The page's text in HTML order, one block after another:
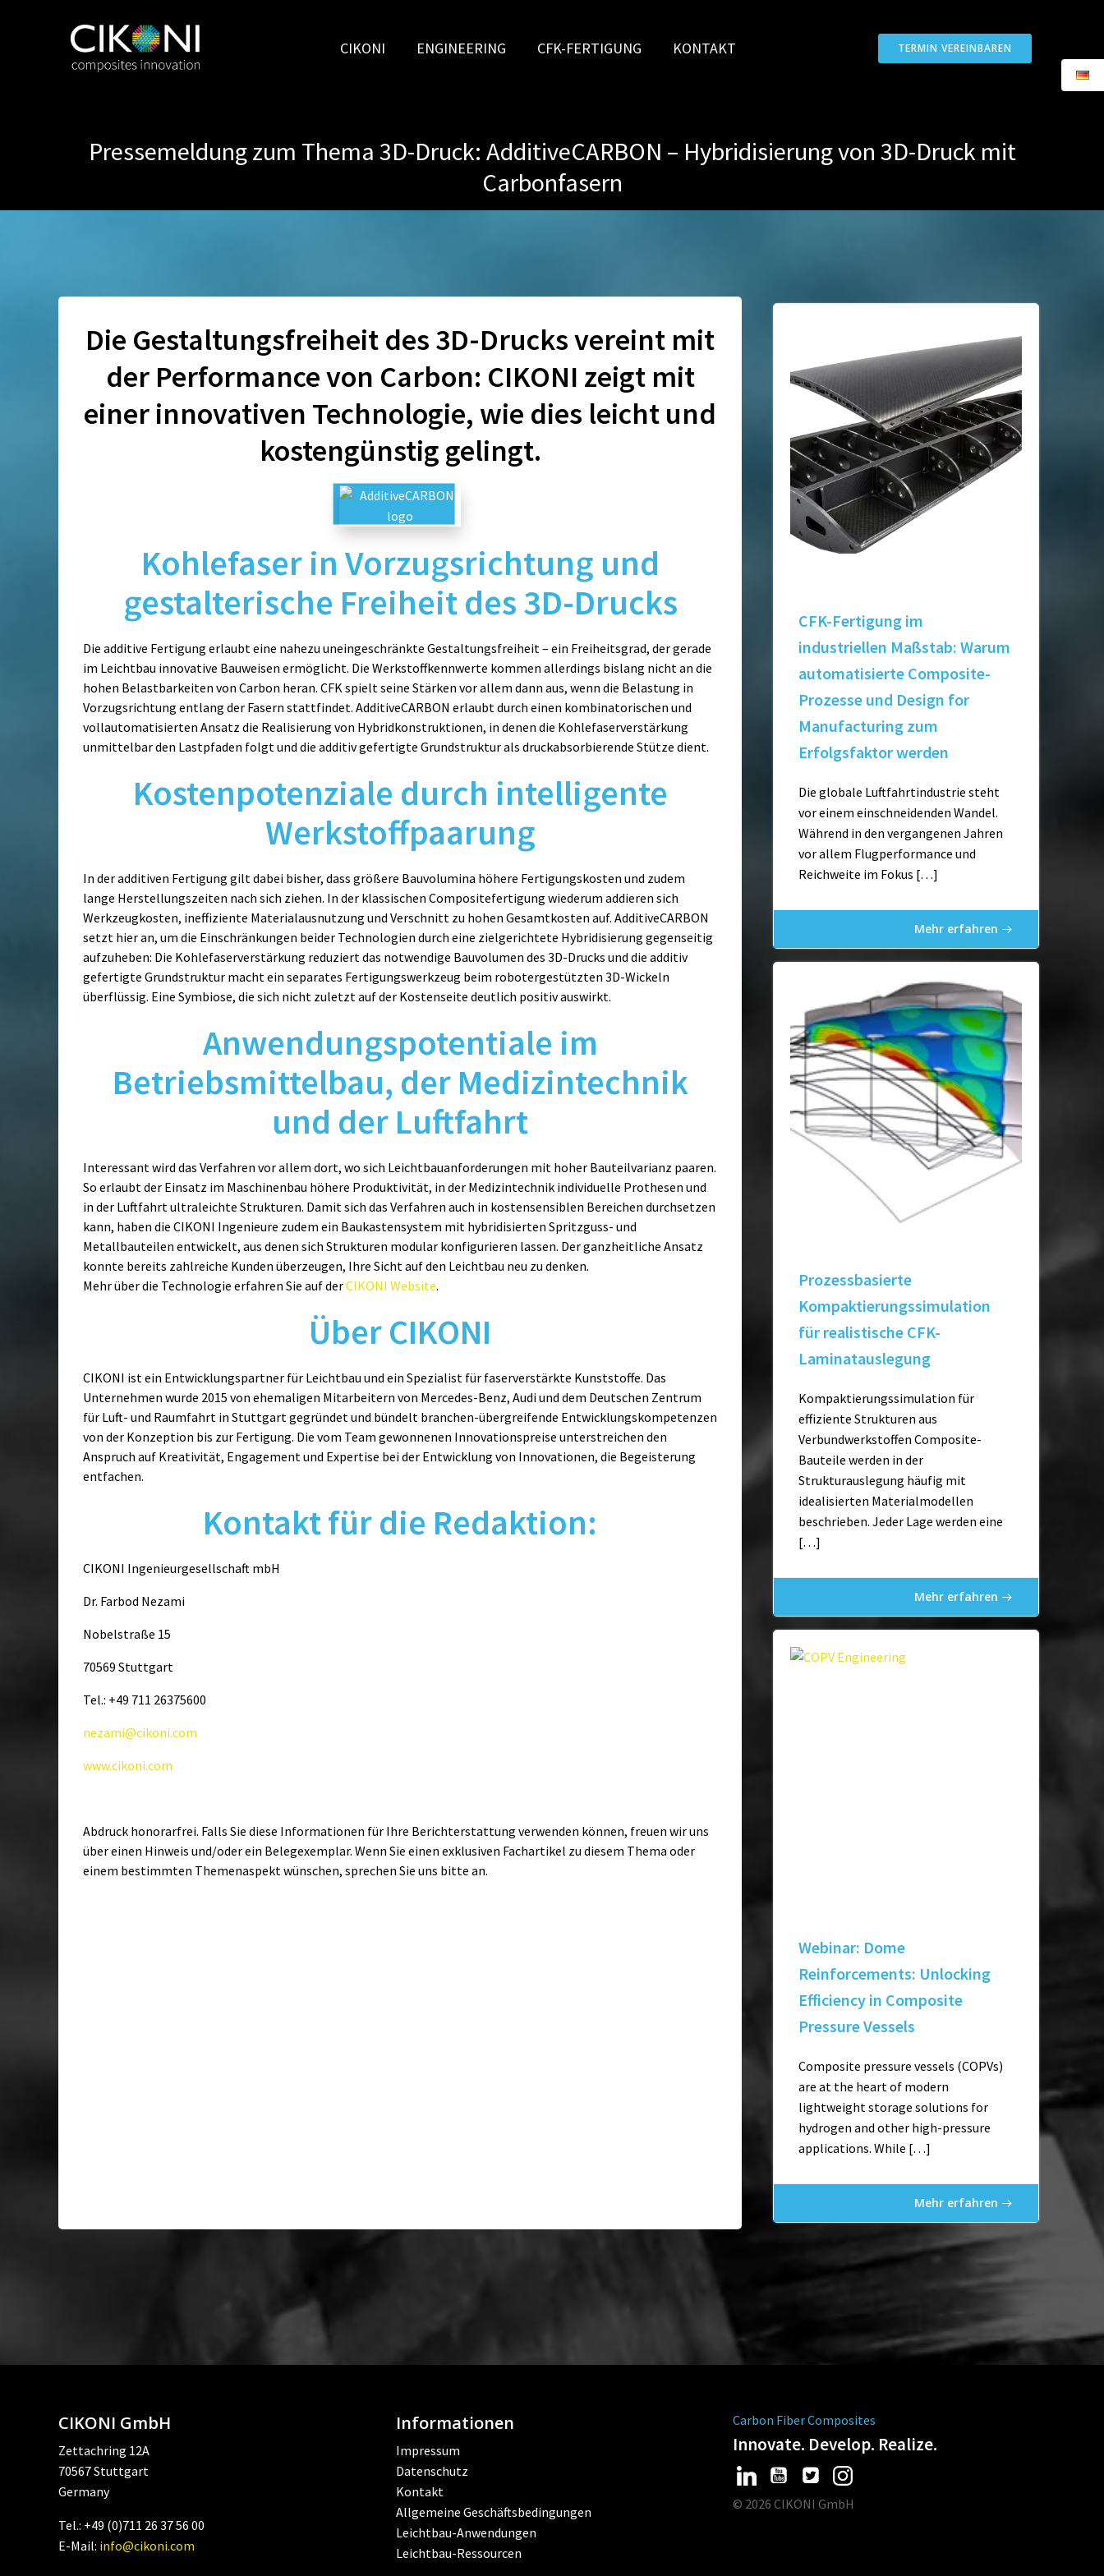
CIKONI ENGINEERING CFK-FERTIGUNG KONTAKT TERMIN VEREINBAREN
Pressemeldung zum Thema 3D-Druck: AdditiveCARBON – Hybridisierung von 3D-Druck mit
Carbonfasern
Die Gestaltungsfreiheit des 3D-Drucks vereint mit
der Performance von Carbon: CIKONI zeigt mit
einer innovativen Technologie, wie dies leicht und
kostengünstig gelingt.
Kohlefaser in Vorzugsrichtung und
gestalterische Freiheit des 3D-Drucks
Die additive Fertigung erlaubt eine nahezu uneingeschränkte Gestaltungsfreiheit – ein Freiheitsgrad, der gerade
im Leichtbau innovative Bauweisen ermöglicht. Die Werkstoffkennwerte kommen allerdings bislang nicht an die
hohen Belastbarkeiten von Carbon heran. CFK spielt seine Stärken vor allem dann aus, wenn die Belastung in
Vorzugsrichtung entlang der Fasern stattfindet. AdditiveCARBON erlaubt durch einen kombinatorischen und
vollautomatisierten Ansatz die Realisierung von Hybridkonstruktionen, in denen die Kohlefaserverstärkung
unmittelbar den Lastpfaden folgt und die additiv gefertigte Grundstruktur als druckabsorbierende Stütze dient.
Kostenpotenziale durch intelligente
Werkstoffpaarung
In der additiven Fertigung gilt dabei bisher, dass größere Bauvolumina höhere Fertigungskosten und zudem
lange Herstellungszeiten nach sich ziehen. In der klassischen Compositefertigung wiederum addieren sich
Werkzeugkosten, ineffiziente Materialausnutzung und Verschnitt zu hohen Gesamtkosten auf. AdditiveCARBON
setzt hier an, um die Einschränkungen beider Technologien durch eine zielgerichtete Hybridisierung gegenseitig
aufzuheben: Die Kohlefaserverstärkung reduziert das notwendige Bauvolumen des 3D-Drucks und die additiv
gefertigte Grundstruktur macht ein separates Fertigungswerkzeug beim robotergestützten 3D-Wickeln
überflüssig. Eine Symbiose, die sich nicht zuletzt auf der Kostenseite deutlich positiv auswirkt.
Anwendungspotentiale im
Betriebsmittelbau, der Medizintechnik
und der Luftfahrt
Interessant wird das Verfahren vor allem dort, wo sich Leichtbauanforderungen mit hoher Bauteilvarianz paaren.
So erlaubt der Einsatz im Maschinenbau höhere Produktivität, in der Medizintechnik individuelle Prothesen und
in der Luftfahrt ultraleichte Strukturen. Damit sich das Verfahren auch in kostensensiblen Bereichen durchsetzen
kann, haben die CIKONI Ingenieure zudem ein Baukastensystem mit hybridisierten Spritzguss- und
Metallbauteilen entwickelt, aus denen sich Strukturen modular konfigurieren lassen. Der ganzheitliche Ansatz
konnte bereits zahlreiche Kunden überzeugen, Ihre Sicht auf den Leichtbau neu zu denken.
Mehr über die Technologie erfahren Sie auf derCIKONI Website.
Über CIKONI
CIKONI ist ein Entwicklungspartner für Leichtbau und ein Spezialist für faserverstärkte Kunststoffe. Das
Unternehmen wurde 2015 von ehemaligen Mitarbeitern von Mercedes-Benz, Audi und dem Deutschen Zentrum
für Luft- und Raumfahrt in Stuttgart gegründet und bündelt branchen-übergreifende Entwicklungskompetenzen
von der Konzeption bis zur Fertigung. Die vom Team gewonnenen Innovationspreise unterstreichen den
Anspruch auf Kreativität, Engagement und Expertise bei der Entwicklung von Innovationen, die Begeisterung
entfachen.
Kontakt für die Redaktion:
CIKONI Ingenieurgesellschaft mbH
Dr. Farbod Nezami
Nobelstraße 15
70569 Stuttgart
Tel.: +49 711 26375600
nezami@cikoni.com
www.cikoni.com
Abdruck honorarfrei. Falls Sie diese Informationen für Ihre Berichterstattung verwenden können, freuen wir uns
über einen Hinweis und/oder ein Belegexemplar. Wenn Sie einen exklusiven Fachartikel zu diesem Thema oder
einem bestimmten Themenaspekt wünschen, sprechen Sie uns bitte an.
CFK-Fertigung im
industriellen Maßstab: Warum
automatisierte Composite-
Prozesse und Design for
Manufacturing zum
Erfolgsfaktor werden
Die globale Luftfahrtindustrie steht
vor einem einschneidenden Wandel.
Während in den vergangenen Jahren
vor allem Flugperformance und
Reichweite im Fokus […]
Mehr erfahren
Prozessbasierte
Kompaktierungssimulation
für realistische CFK-
Laminatauslegung
Kompaktierungssimulation für
effiziente Strukturen aus
Verbundwerkstoffen Composite-
Bauteile werden in der
Strukturauslegung häufig mit
idealisierten Materialmodellen
beschrieben. Jeder Lage werden eine
[…]
Mehr erfahren
Webinar: Dome
Reinforcements: Unlocking
Efficiency in Composite
Pressure Vessels
Composite pressure vessels (COPVs)
are at the heart of modern
lightweight storage solutions for
hydrogen and other high-pressure
applications. While […]
Mehr erfahren
CIKONI GmbH
Zettachring 12A
70567 Stuttgart
Germany
Tel.: +49 (0)711 26 37 56 00
E-Mail: info@cikoni.com
Informationen
Impressum
Datenschutz
Kontakt
Allgemeine Geschäftsbedingungen
Leichtbau-Anwendungen
Leichtbau-Ressourcen
Carbon Fiber Composites
Innovate. Develop. Realize.
© 2026 CIKONI GmbH